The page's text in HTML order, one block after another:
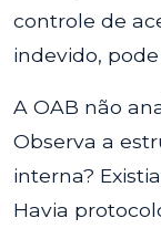
controle de
indevido,
A OAB não
Observa a
interna?
Havia